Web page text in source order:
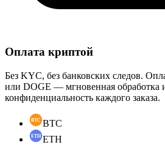
Оплата криптой
Без KYC, без банковских следов.
или DOGE — мгновенная обработка
конфиденциальность каждого заказа.
BTC
ETH